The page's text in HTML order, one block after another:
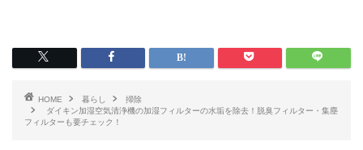
HOME 暮らし
掃除
ダイキン加湿空気清浄機の加湿フィルターの水垢を除去！脱臭フィルター・集塵
フィルターも要チェック！